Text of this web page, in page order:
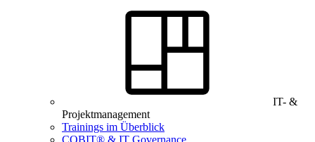
IT- &
Projektmanagement
Trainings im Überblick
COBIT® & IT Governance